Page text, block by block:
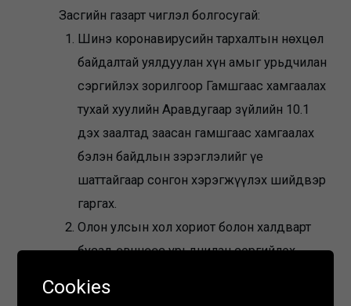
Засгийн газарт чиглэл болгосугай:
Шинэ коронавирусийн тархалтын нөхцөл
байдалтай уялдуулан хүн амыг урьдчилан
сэргийлэх зорилгоор Гамшгаас хамгаалах
тухай хуулийн Аравдугаар зүйлийн 10.1
дэх заалтад заасан гамшгаас хамгаалах
бэлэн байдлын зэрэглэлийг үе
шаттайгаар сонгон хэрэгжүүлэх шийдвэр
гаргах.
Олон улсын хол хориот болон халдварт
бусад өвчнөөс урьдчилан сэргийлэх,
зогсоох зорилгоор хорио цээрийн дэглэм
Cookies